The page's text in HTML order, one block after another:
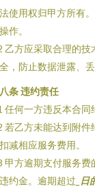
使用权归甲方所有
作。
乙方应采取合理的
，防止数据泄露、
条 违约责任
任何一方违反本合
若乙方未能达到附
减相应服务费用。
甲方逾期支付服务
约金。逾期超过 _